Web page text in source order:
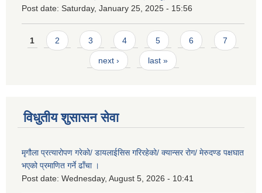
Post date: Saturday, January 25, 2025 - 15:56
Pages
1 2 3 4 5 6 7
next › last »
विधुतीय शुसासन सेवा
मृगौला प्रत्यारोपण गरेको/ डायलाईसिस गरिरहेको/ क्यान्सर रोग/ मेरुदण्ड पक्षघात
भएको प्रमाणित गर्ने ढाँचा ।
Post date: Wednesday, August 5, 2026 - 10:41